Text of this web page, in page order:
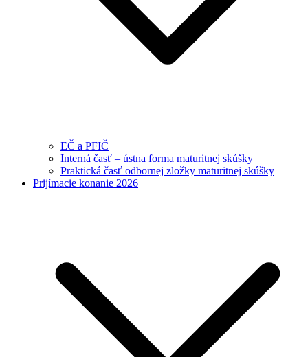
EČ a PFIČ
Interná časť – ústna forma maturitnej skúšky
Praktická časť odbornej zložky maturitnej skúšky
Prijímacie konanie 2026